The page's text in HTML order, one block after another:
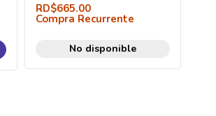
RD$665.00
Compra Recurrente
No disponible